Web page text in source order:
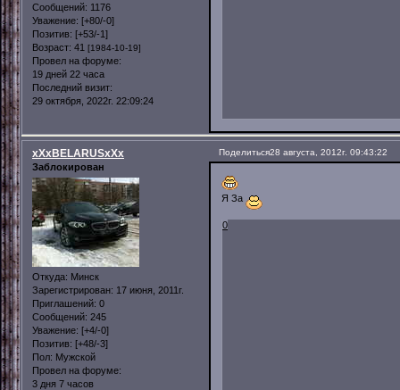
Сообщений: 1176
Уважение: [+80/-0]
Позитив: [+53/-1]
Возраст: 41 [1984-10-19]
Провел на форуме:
19 дней 22 часа
Последний визит:
29 октября, 2022г. 22:09:24
Поделиться28 августа, 2012г. 09:43:22
xXxBELARUSxXx
Заблокирован
Откуда: Минск
Зарегистрирован: 17 июня, 2011г.
Приглашений: 0
Сообщений: 245
Уважение: [+4/-0]
Позитив: [+48/-3]
Пол: Мужской
Провел на форуме:
3 дня 7 часов
Я За
0